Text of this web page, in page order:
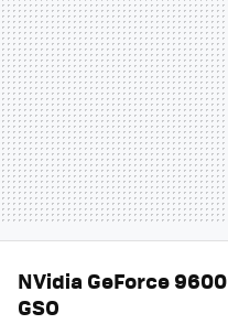
NVidia GeForce 9600
GSO